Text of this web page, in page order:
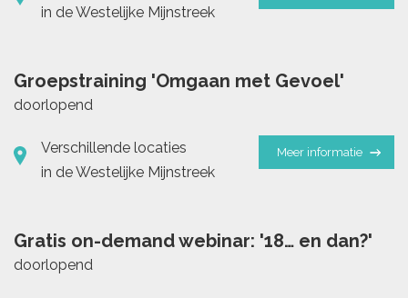
in de Westelijke Mijnstreek
Groepstraining 'Omgaan met Gevoel'
doorlopend
Verschillende locaties
in de Westelijke Mijnstreek
Meer informatie
Gratis on-demand webinar: '18… en dan?'
doorlopend